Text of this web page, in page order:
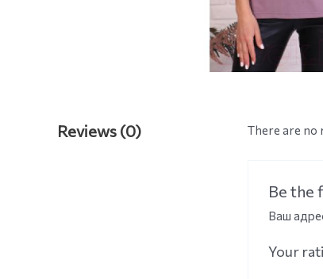
Reviews (0) There are no
Be the
Ваш
Your